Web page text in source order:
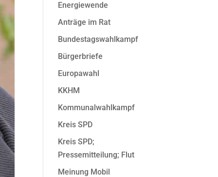
Energiewende
Anträge im Rat
Bundestagswahlkampf
Bürgerbriefe
Europawahl
KKHM
Kommunalwahlkampf
Kreis SPD
Kreis SPD;
Pressemitteilung; Flut
Meinung Mobil